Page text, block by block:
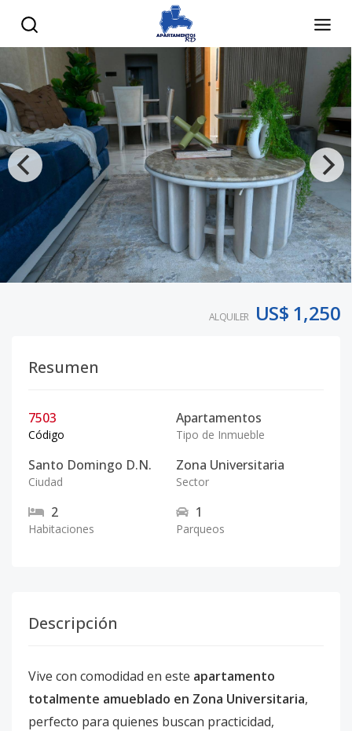
ALQUILER US$ 1,250
Resumen
7503
Código
Apartamentos
Tipo de Inmueble
Santo Domingo D.N.
Ciudad
Zona Universitaria
Sector
2
Habitaciones
1
Parqueos
Descripción
Vive con comodidad en este apartamento
totalmente amueblado en Zona Universitaria,
perfecto para quienes buscan practicidad,